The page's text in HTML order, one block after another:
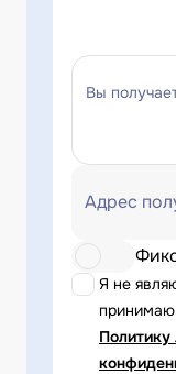
Вы
Адрес
Я не
принимаю
Политику